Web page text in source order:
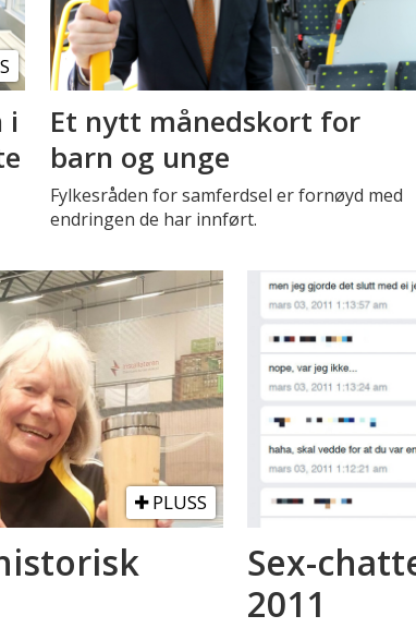
i
Et nytt månedskort for
barn og unge
Fylkesråden for samferdsel er fornøyd med
endringen de har innført.
PLUSS
Sex-
2011